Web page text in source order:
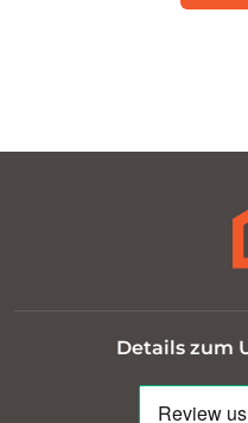
Details zum